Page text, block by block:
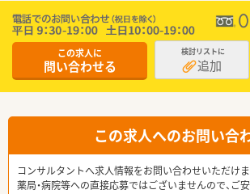
この求人に
問い合わせる
検討リストに
追加
この求人へのお問い合
コンサルタントへ求人情報をお問い合わせいただけま
薬局・病院等への直接応募ではございませんので、ご